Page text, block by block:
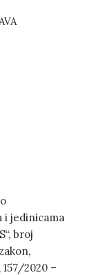
i jedinicama
broj
2020 –